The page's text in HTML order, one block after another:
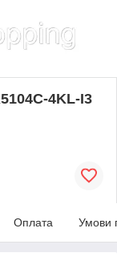
4KL-I3
Оплата Умови